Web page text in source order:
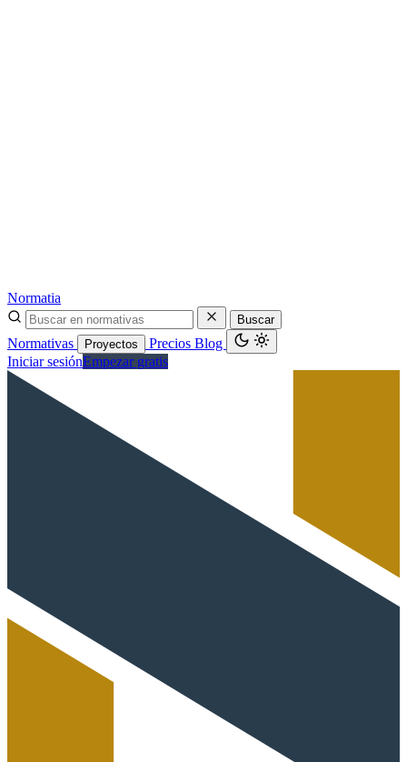
Normatia
Buscar
Normativas Proyectos Precios Blog
Iniciar sesiónEmpezar gratis